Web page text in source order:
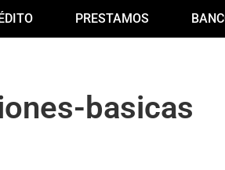
PRESTAMOS
basicas